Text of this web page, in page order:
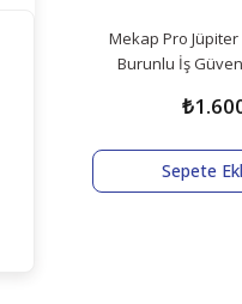
Mekap Pro Jüpiter
Burunlu İş
Sepete